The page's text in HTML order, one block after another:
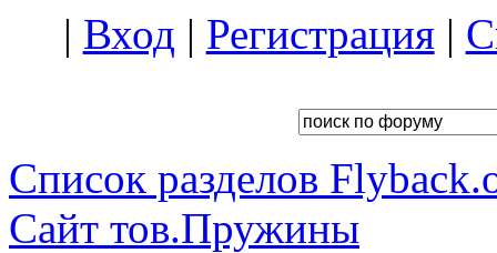
| Вход | Регистрация|
Список разделов
Сайт тов.Пружины